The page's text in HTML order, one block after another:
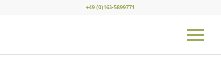
+49 (0)163-5899771